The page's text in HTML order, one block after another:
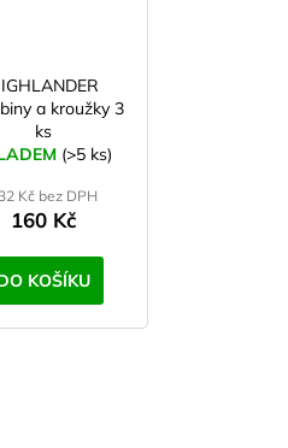
a kroužky 3
ks
(>5 ks)
Kč bez DPH
160 Kč
KOŠÍKU